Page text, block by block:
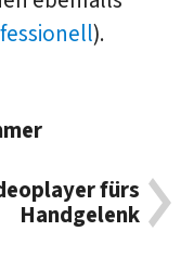
).
fürs
Handgelenk